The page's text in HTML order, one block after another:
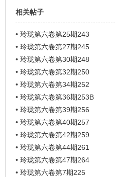
相关帖子
• 玲珑第六卷第25期243
• 玲珑第六卷第27期245
• 玲珑第六卷第30期248
• 玲珑第六卷第32期250
• 玲珑第六卷第34期252
• 玲珑第六卷第36期253B
• 玲珑第六卷第39期256
• 玲珑第六卷第40期257
• 玲珑第六卷第42期259
• 玲珑第六卷第44期261
• 玲珑第六卷第47期264
• 玲珑第六卷第7期225